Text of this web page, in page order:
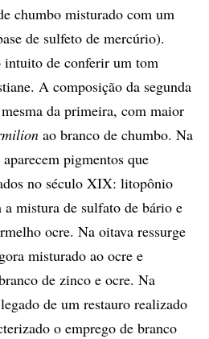
chumbo misturado com um
de sulfeto de mercúrio).
intuito de conferir um tom
A composição da segunda
da primeira, com maior
ao branco de chumbo. Na
pigmentos que
no século XIX: litopônio
mistura de sulfato de bário e
ocre. Na oitava ressurge
misturado ao ocre e
de zinco e ocre. Na
de um restauro realizado
o emprego de branco